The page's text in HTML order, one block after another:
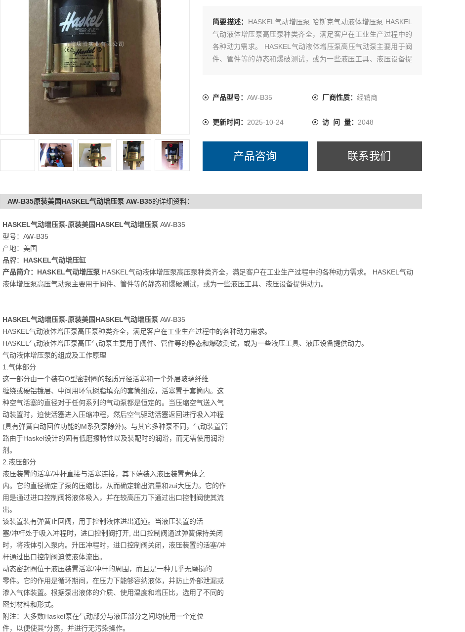
简要描述： HASKEL气动增压泵 哈斯克气动液体增压泵 HASKEL
气动液体增压泵高压泵种类齐全，满足客户在工业生产过程中的
各种动力需求。 HASKEL气动液体增压泵高压气动泵主要用于阀
件、管件等的静态和爆破测试，或为一些液压工具、液压设备提
产品型号： AW-B35 厂商性质： 经销商
更新时间： 2025-10-24 访 问 量： 2048
产品咨询 联系我们
AW-B35原装美国HASKEL气动增压泵 AW-B35的详细资料：
HASKEL气动增压泵-原装美国HASKEL气动增压泵 AW-B35
型号：AW-B35
产地：美国
品牌： HASKEL气动增压缸
产品简介： HASKEL气动增压泵HASKEL气动液体增压泵高压泵种类齐全，满足客户在工业生产过程中的各种动力需求。 HASKEL气动
液体增压泵高压气动泵主要用于阀件、管件等的静态和爆破测试，或为一些液压工具、液压设备提供动力。
HASKEL气动增压泵-原装美国HASKEL气动增压泵 AW-B35
HASKEL气动液体增压泵高压泵种类齐全，满足客户在工业生产过程中的各种动力需求。
HASKEL气动液体增压泵高压气动泵主要用于阀件、管件等的静态和爆破测试，或为一些液压工具、液压设备提供动力。
气动液体增压泵的组成及工作原理
1.气体部分
这一部分由一个装有O型密封圈的轻质异径活塞和一个外层玻璃纤维
缠绕或硬铝镀层、中间用环氧树脂填充的套筒组成，活塞置于套筒内。这
种空气活塞的直径对于任何系列的气动泵都是恒定的。当压缩空气送入气
动装置时，迫使活塞进入压缩冲程，然后空气驱动活塞返回进行吸入冲程
(具有弹簧自动回位功能的M系列泵除外)。与其它多种泵不同，气动装置管
路由于Haskel设计的固有低磨擦特性以及装配时的润滑，而无需使用润滑
剂。
2.液压部分
液压装置的活塞/冲杆直接与活塞连接，其下端装入液压装置壳体之
内。它的直径确定了泵的压缩比，从而确定输出流量和zui大压力。它的作
用是通过进口控制阀将液体吸入，并在较高压力下通过出口控制阀使其流
出。
该装置装有弹簧止回阀，用于控制液体进出通道。当液压装置的活
塞/冲杆处于吸入冲程时，进口控制阀打开, 出口控制阀通过弹簧保持关闭
时，将液体引入泵内。升压冲程时，进口控制阀关闭，液压装置的活塞/冲
杆通过出口控制阀迫使液体流出。
动态密封圈位于液压装置活塞/冲杆的周围，而且是一种几乎无磨损的
零件。它的作用是循环期间，在压力下能够容纳液体，并防止外部泄漏或
渗入气体装置。根据泵出液体的介质、使用温度和增压比，选用了不同的
密封材料和形式。
附注：大多数Haskel泵在气动部分与液压部分之间均使用一个定位
件，以便使其*分离，并进行无污染操作。